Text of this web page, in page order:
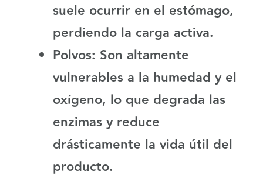
suele ocurrir en el estómago,
perdiendo la carga activa.
Polvos: Son altamente
vulnerables a la humedad y el
oxígeno, lo que degrada las
enzimas y reduce
drásticamente la vida útil del
producto.